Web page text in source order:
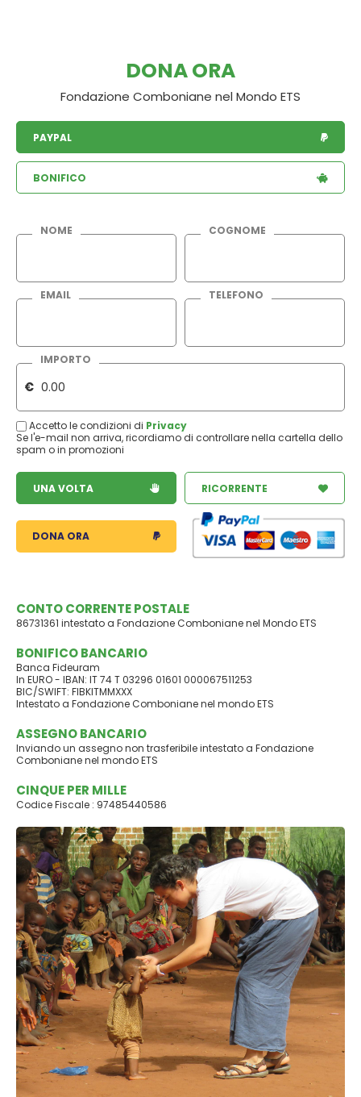
DONA ORA
Fondazione Comboniane nel Mondo ETS
PAYPAL
BONIFICO
NOME COGNOME
EMAIL TELEFONO
IMPORTO
€
Accetto le condizioni di Privacy
Se l'e-mail non arriva, ricordiamo di controllare nella cartella dello
spam o in promozioni
UNA VOLTA RICORRENTE
DONA ORA
CONTO CORRENTE POSTALE
86731361 intestato a Fondazione Comboniane nel Mondo ETS
BONIFICO BANCARIO
Banca Fideuram
In EURO - IBAN: IT 74 T 03296 01601 000067511253
BIC/SWIFT: FIBKITMMXXX
Intestato a Fondazione Comboniane nel mondo ETS
ASSEGNO BANCARIO
Inviando un assegno non trasferibile intestato a Fondazione
Comboniane nel mondo ETS
CINQUE PER MILLE
Codice Fiscale : 97485440586